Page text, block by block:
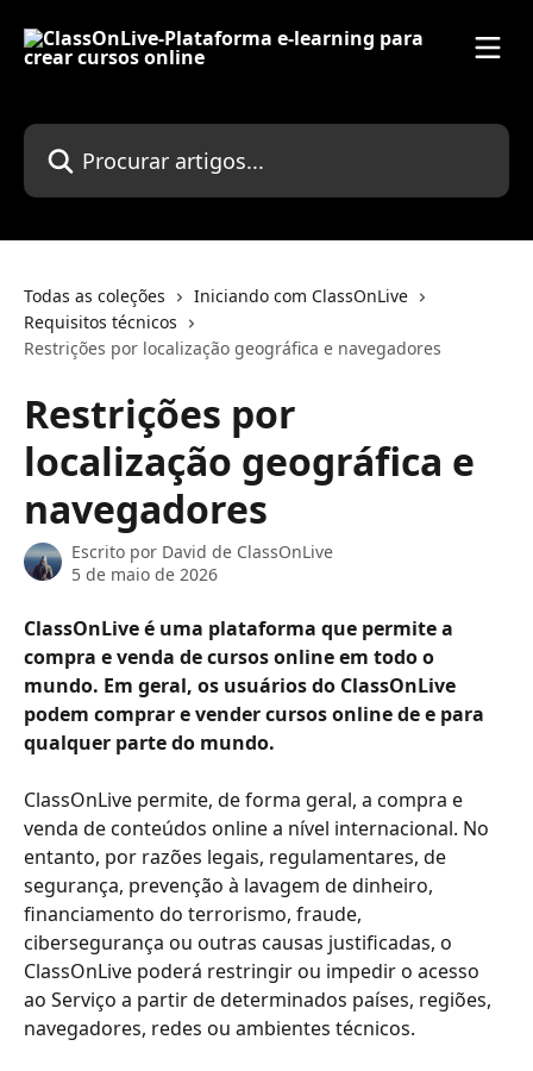
Procurar artigos...
Todas as coleções
Iniciando com ClassOnLive
Requisitos técnicos
Restrições por localização geográfica e navegadores
Restrições por
localização geográfica e
navegadores
Escrito por David de ClassOnLive
5 de maio de 2026
ClassOnLive é uma plataforma que permite a
compra e venda de cursos online em todo o
mundo. Em geral, os usuários do ClassOnLive
podem comprar e vender cursos online de e para
qualquer parte do mundo.
ClassOnLive permite, de forma geral, a compra e
venda de conteúdos online a nível internacional. No
entanto, por razões legais, regulamentares, de
segurança, prevenção à lavagem de dinheiro,
financiamento do terrorismo, fraude,
cibersegurança ou outras causas justificadas, o
ClassOnLive poderá restringir ou impedir o acesso
ao Serviço a partir de determinados países, regiões,
navegadores, redes ou ambientes técnicos.